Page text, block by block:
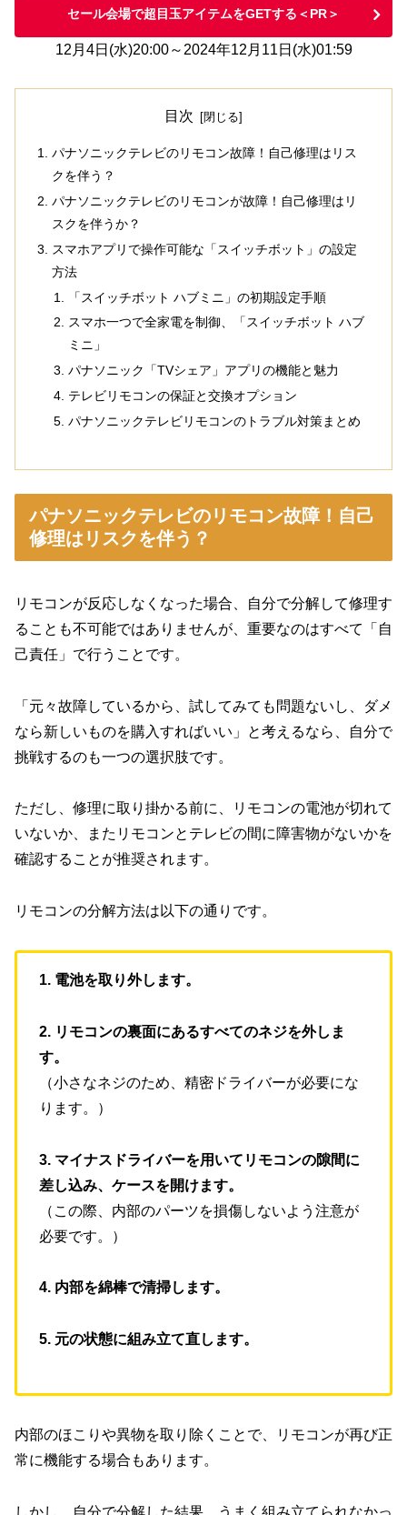
セール会場で超目玉アイテムをGETする＜PR＞
12月4日(水)20:00～2024年12月11日(水)01:59
目次
パナソニックテレビのリモコン故障！自己修理はリス
クを伴う？
パナソニックテレビのリモコンが故障！自己修理はリ
スクを伴うか？
スマホアプリで操作可能な「スイッチボット」の設定
方法
「スイッチボット ハブミニ」の初期設定手順
スマホ一つで全家電を制御、「スイッチボット ハブ
ミニ」
パナソニック「TVシェア」アプリの機能と魅力
テレビリモコンの保証と交換オプション
パナソニックテレビリモコンのトラブル対策まとめ
パナソニックテレビのリモコン故障！自己
修理はリスクを伴う？
リモコンが反応しなくなった場合、自分で分解して修理す
ることも不可能ではありませんが、重要なのはすべて「自
己責任」で行うことです。
「元々故障しているから、試してみても問題ないし、ダメ
なら新しいものを購入すればいい」と考えるなら、自分で
挑戦するのも一つの選択肢です。
ただし、修理に取り掛かる前に、リモコンの電池が切れて
いないか、またリモコンとテレビの間に障害物がないかを
確認することが推奨されます。
リモコンの分解方法は以下の通りです。
1. 電池を取り外します。
2. リモコンの裏面にあるすべてのネジを外しま
す。
（小さなネジのため、精密ドライバーが必要にな
ります。）
3. マイナスドライバーを用いてリモコンの隙間に
差し込み、ケースを開けます。
（この際、内部のパーツを損傷しないよう注意が
必要です。）
4. 内部を綿棒で清掃します。
5. 元の状態に組み立て直します。
内部のほこりや異物を取り除くことで、リモコンが再び正
常に機能する場合もあります。
しかし、自分で分解した結果、うまく組み立てられなかっ